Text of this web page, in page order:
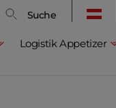
Suche
Logistik Appetizer